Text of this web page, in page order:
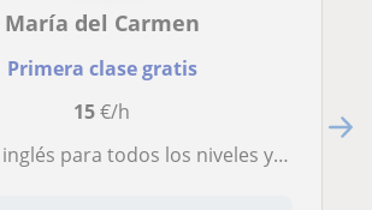
María del Carmen
Primera clase gratis
15€/h
los niveles y preparación de exámenes. También imparto clases de conversación